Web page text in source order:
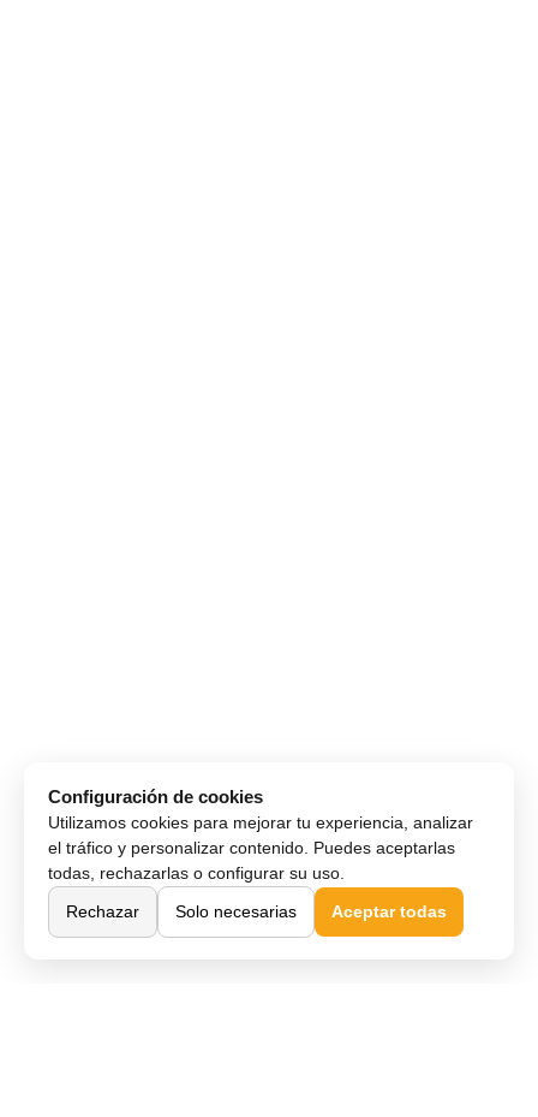
Configuración de cookies
Utilizamos cookies para mejorar tu experiencia, analizar
el tráfico y personalizar contenido. Puedes aceptarlas
todas, rechazarlas o configurar su uso.
Rechazar
Solo necesarias Aceptar todas